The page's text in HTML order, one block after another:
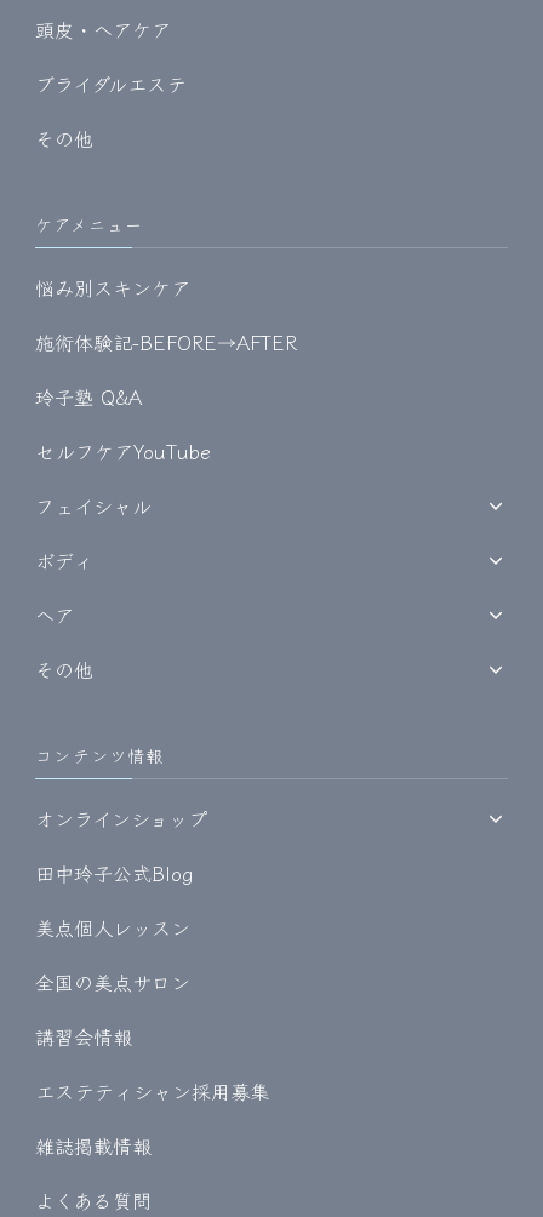
頭皮・ヘアケア
ブライダルエステ
その他
ケアメニュー
悩み別スキンケア
施術体験記-BEFORE→AFTER
玲子塾 Q&A
セルフケアYouTube
フェイシャル
ボディ
ヘア
その他
コンテンツ情報
オンラインショップ
田中玲子公式Blog
美点個人レッスン
全国の美点サロン
講習会情報
エステティシャン採用募集
雑誌掲載情報
よくある質問